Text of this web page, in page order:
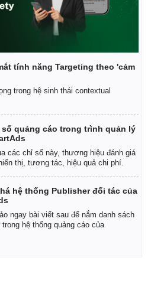
tính năng Targeting theo 'cảm
trong hệ sinh thái contextual
số quảng cáo trong trình quản lý
các chỉ số này, thương hiệu đánh giá
thị, tương tác, hiệu quả chi phí.
hệ thống Publisher đối tác của
ngay bài viết sau để nắm danh sách
trong hệ thống quảng cáo của